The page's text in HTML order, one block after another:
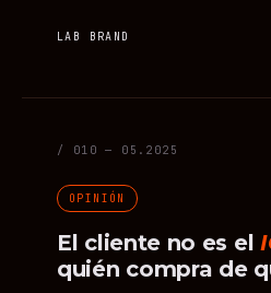
LAB BRAND
/ 010 — 05.2025
OPINIÓN
El cliente no es el
quién compra de